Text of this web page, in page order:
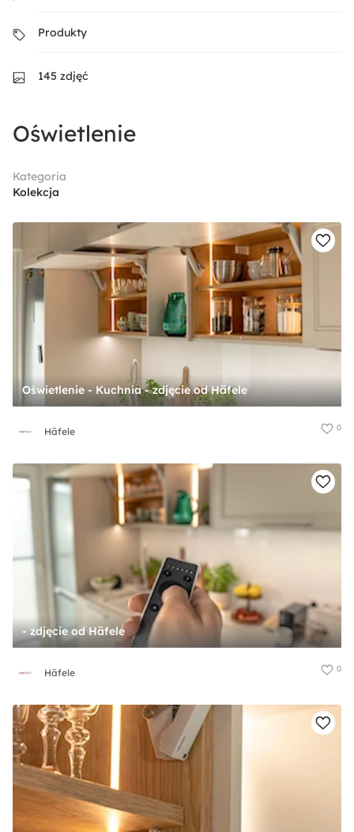
Produkty
145 zdjęć
Oświetlenie
Kategoria
Kolekcja
Oświetlenie - Kuchnia - zdjęcie od Häfele
Häfele 0
- zdjęcie od Häfele
Häfele 0